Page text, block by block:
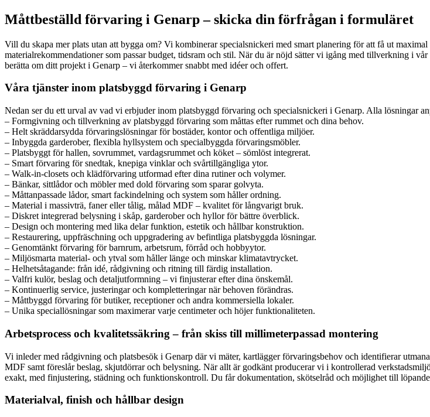
Måttbeställd förvaring i Genarp – skicka din förfrågan i formuläret
Vill du skapa mer plats utan att bygga om? Vi kombinerar specialsnickeri med smart planering för att få ut
materialrekommendationer som passar budget, tidsram och stil. När du är nöjd sätter vi igång med tillverkning i
berätta om ditt projekt i Genarp – vi återkommer snabbt med idéer och offert.
Våra tjänster inom platsbyggd förvaring i Genarp
Nedan ser du ett urval av vad vi erbjuder inom platsbyggd förvaring och specialsnickeri i Genarp. Alla lösningar
– Formgivning och tillverkning av platsbyggd förvaring som måttas efter rummet och dina behov.
– Helt skräddarsydda förvaringslösningar för bostäder, kontor och offentliga miljöer.
– Inbyggda garderober, flexibla hyllsystem och specialbyggda förvaringsmöbler.
– Platsbyggt för hallen, sovrummet, vardagsrummet och köket – sömlöst integrerat.
– Smart förvaring för snedtak, knepiga vinklar och svårtillgängliga ytor.
– Walk-in-closets och klädförvaring utformad efter dina rutiner och volymer.
– Bänkar, sittlådor och möbler med dold förvaring som sparar golvyta.
– Måttanpassade lådor, smart fackindelning och system som håller ordning.
– Material i massivträ, faner eller tålig, målad MDF – kvalitet för långvarigt bruk.
– Diskret integrerad belysning i skåp, garderober och hyllor för bättre överblick.
– Design och montering med lika delar funktion, estetik och hållbar konstruktion.
– Restaurering, uppfräschning och uppgradering av befintliga platsbyggda lösningar.
– Genomtänkt förvaring för barnrum, arbetsrum, förråd och hobbyytor.
– Miljösmarta material- och ytval som håller länge och minskar klimatavtrycket.
– Helhetsåtagande: från idé, rådgivning och ritning till färdig installation.
– Valfri kulör, beslag och detaljutformning – vi finjusterar efter dina önskemål.
– Kontinuerlig service, justeringar och kompletteringar när behoven förändras.
– Måttbyggd förvaring för butiker, receptioner och andra kommersiella lokaler.
– Unika speciallösningar som maximerar varje centimeter och höjer funktionaliteten.
Arbetsprocess och kvalitetssäkring – från skiss till millimeterpassad montering
Vi inleder med rådgivning och platsbesök i Genarp där vi mäter, kartlägger förvaringsbehov och identifierar
MDF samt föreslår beslag, skjutdörrar och belysning. När allt är godkänt producerar vi i kontrollerad
exakt, med finjustering, städning och funktionskontroll. Du får dokumentation, skötselråd och möjlighet till
Materialval, finish och hållbar design